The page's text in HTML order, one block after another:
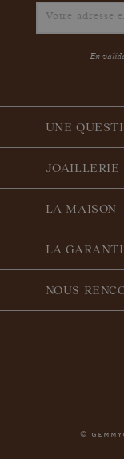
En
UNE
JOAILLERIE
LA MAISON
LA
NOUS
©